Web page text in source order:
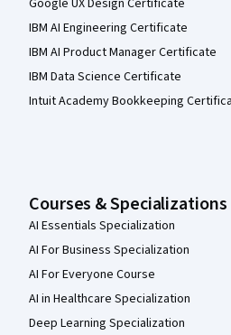
IBM AI Engineering Certificate
IBM AI Product Manager Certificate
IBM Data Science Certificate
Intuit Academy Bookkeeping
Courses & Specializations
AI Essentials Specialization
AI For Business Specialization
AI For Everyone Course
AI in Healthcare Specialization
Deep Learning Specialization